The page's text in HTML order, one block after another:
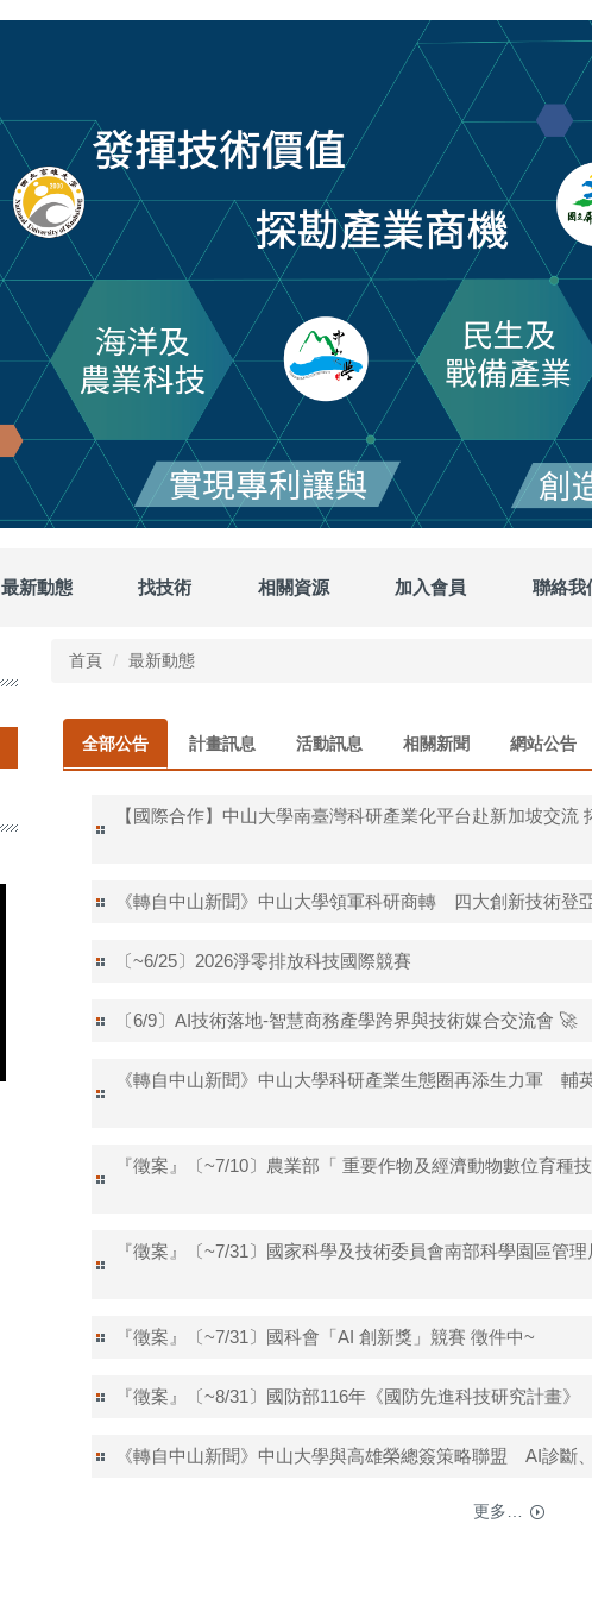
最新動態 找技術 相關資源 加入會員 聯絡我
首頁 最新動態
全部公告 計畫訊息 活動訊息 相關新聞 網站公告
【國際合作】中山大學南臺灣科研產業化平台赴新加坡交流
《轉自中山新聞》中山大學領軍科研商轉 四大創新技術登
〔~6/25〕2026淨零排放科技國際競賽
〔6/9〕AI技術落地-智慧商務產學跨界與技術媒合交流會 🚀
《轉自中山新聞》中山大學科研產業生態圈再添生力軍 輔
『徵案』〔~7/10〕農業部「 重要作物及經濟動物數位育種
『徵案』〔~7/31〕國家科學及技術委員會南部科學園區管
『徵案』〔~7/31〕國科會「AI 創新獎」競賽 徵件中~
『徵案』〔~8/31〕國防部116年《國防先進科技研究計畫》
《轉自中山新聞》中山大學與高雄榮總簽策略聯盟 AI診斷
更多…